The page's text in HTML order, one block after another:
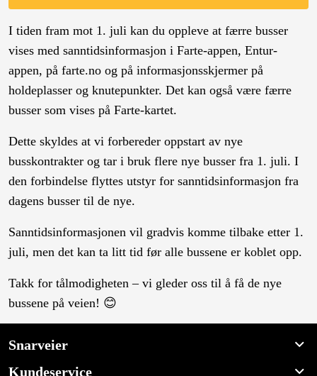
I tiden fram mot 1. juli kan du oppleve at færre busser
vises med sanntidsinformasjon i Farte-appen, Entur-
appen, på farte.no og på informasjonsskjermer på
holdeplasser og knutepunkter. Det kan også være færre
busser som vises på Farte-kartet.
Dette skyldes at vi forbereder oppstart av nye
busskontrakter og tar i bruk flere nye busser fra 1. juli. I
den forbindelse flyttes utstyr for sanntidsinformasjon fra
dagens busser til de nye.
Sanntidsinformasjonen vil gradvis komme tilbake etter 1.
juli, men det kan ta litt tid før alle bussene er koblet opp.
Takk for tålmodigheten – vi gleder oss til å få de nye
bussene på veien! 😊
Snarveier
Kundeservice